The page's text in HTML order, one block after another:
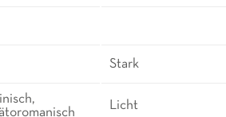
Stark
Licht